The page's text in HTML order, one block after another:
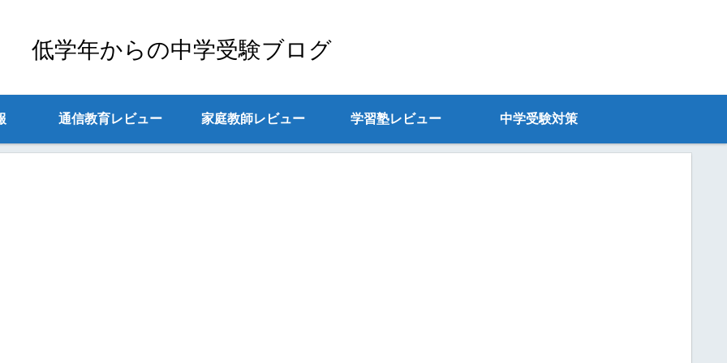
低学年からの中学受験ブログ
通信教育レビュー 家庭教師レビュー 学習塾レビュー 中学受験対策